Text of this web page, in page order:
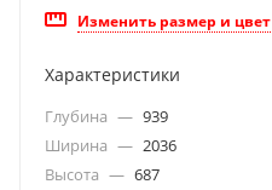
Изменить размер и цвет
Характеристики
Глубина — 939
Ширина — 2036
Высота — 687